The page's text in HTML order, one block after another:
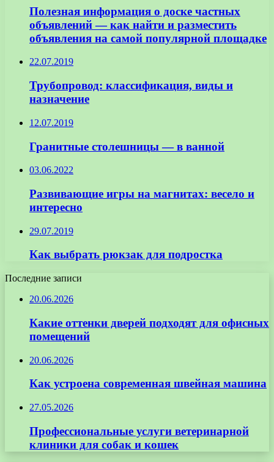
Полезная информация о доске частных
объявлений — как найти и разместить
объявления на самой популярной площадке
22.07.2019
Трубопровод: классификация, виды и
назначение
12.07.2019
Гранитные столешницы — в ванной
03.06.2022
Развивающие игры на магнитах: весело и
интересно
29.07.2019
Как выбрать рюкзак для подростка
Последние записи
20.06.2026
Какие оттенки дверей подходят для офисных
помещений
20.06.2026
Как устроена современная швейная машина
27.05.2026
Профессиональные услуги ветеринарной
клиники для собак и кошек